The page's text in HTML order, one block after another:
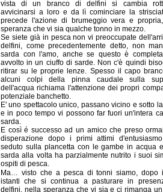
vista di un branco di delfini si cambia
avvicinarsi a loro e da lì cominciare la
precede l'azione di brumeggio vera e
speranza che vi sia qualche tonno in mezzo.
Se siete già in pesca non vi preoccupate
delfini, come precedentemente detto, non
sarda con l'amo, anche se questo è
avvolto in un ciuffo di sarde. Non c'è quindi
ritirar su le proprie lenze. Spesso il capo
alcuni colpi della pinna caudale sulla
dell'acqua richiama l'attenzione dei propri
potenziale banchetto.
E' uno spettacolo unico, passano vicino e sotto
e in poco tempo vi possono far fuori un'intera
sarda.
E così é successo ad un amico che preso
disperazione dopo i primi attimi
seduto sulla plancetta con le gambe in acqua
sarda alla volta ha parzialmente nutrito i suoi
ospiti di pesca.
Ma… visto che a pesca di tonni siamo, dopo
istanti che si continua a pasturare in
delfini, nella speranza che vi sia e ci rimanga